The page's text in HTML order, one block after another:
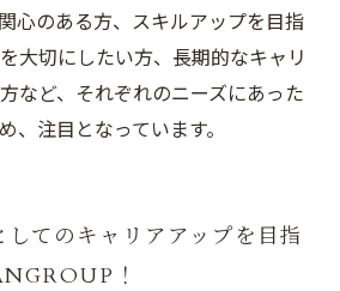
心のある方、スキルアップを目指
大切にしたい方、長期的なキャリ
など、それぞれのニーズにあった
、注目となっています。
てのキャリアアップを目指
！